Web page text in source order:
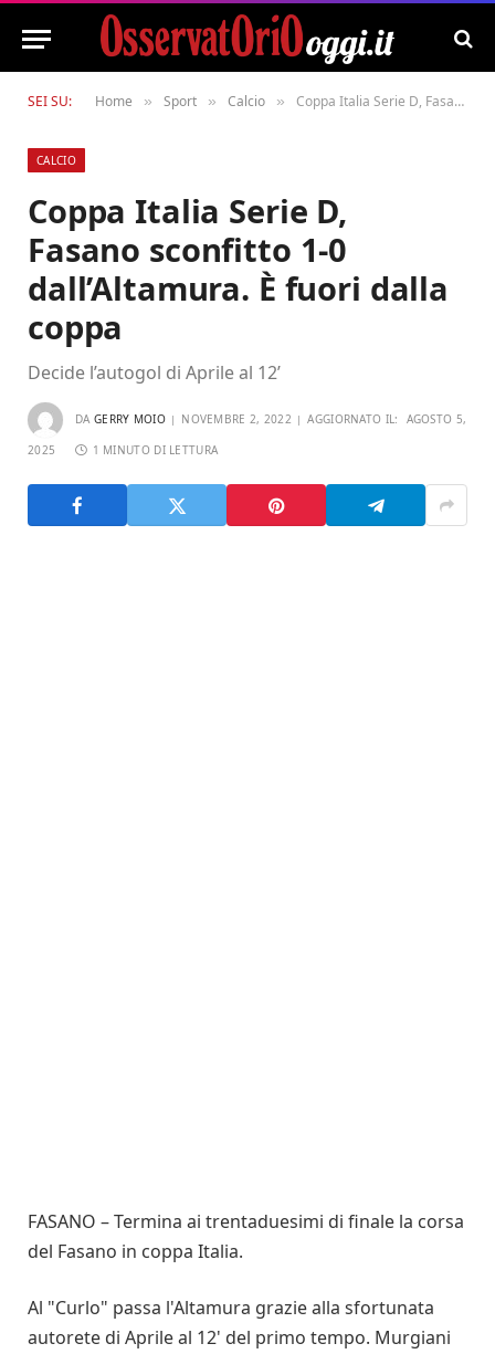
SEI SU: Home » Sport » Calcio » Coppa Italia Serie D, Fasano sconfitto 1-0 dall’Altamura. È fuori dalla coppa
CALCIO
Coppa Italia Serie D,
Fasano sconfitto 1-0
dall’Altamura. È fuori dalla
coppa
Decide l’autogol di Aprile al 12’
DA GERRY MOIO NOVEMBRE 2, 2022 AGGIORNATO IL: AGOSTO 5,
2025 1 MINUTO DI LETTURA
FASANO – Termina ai trentaduesimi di finale la corsa
del Fasano in coppa Italia.
Al "Curlo" passa l'Altamura grazie alla sfortunata
autorete di Aprile al 12' del primo tempo. Murgiani